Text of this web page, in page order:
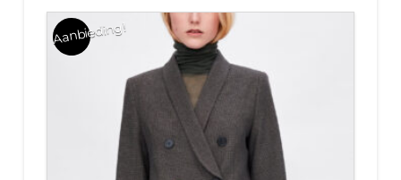
Aanbieding!